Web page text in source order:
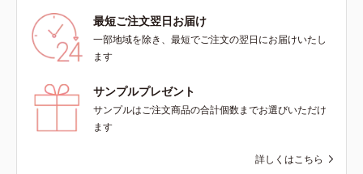
最短ご注文翌日お届け
一部地域を除き、最短でご注文の翌日にお届けいたし
ます
サンプルプレゼント
サンプルはご注文商品の合計個数までお選びいただけ
ます
詳しくはこちら